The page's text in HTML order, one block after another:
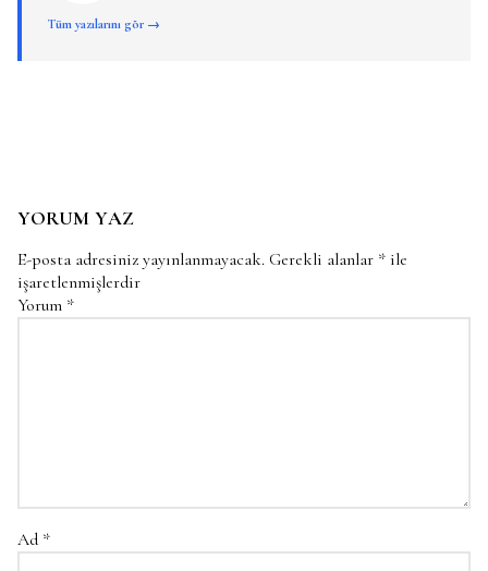
Tüm yazılarını gör →
YORUM YAZ
E-posta adresiniz yayınlanmayacak. Gerekli alanlar * ile
işaretlenmişlerdir
Yorum *
Ad *